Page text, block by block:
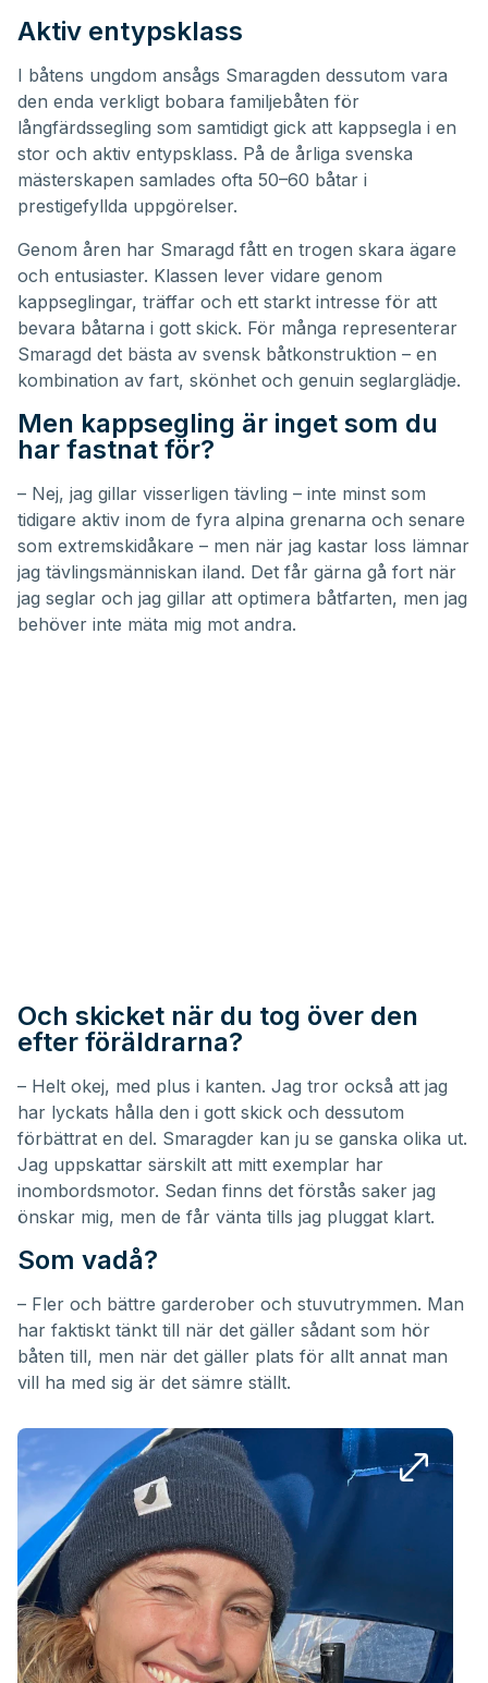
Aktiv entypsklass
I båtens ungdom ansågs Smaragden dessutom vara
den enda verkligt bobara familjebåten för
långfärdssegling som samtidigt gick att kappsegla i en
stor och aktiv entypsklass. På de årliga svenska
mästerskapen samlades ofta 50–60 båtar i
prestigefyllda uppgörelser.
Genom åren har Smaragd fått en trogen skara ägare
och entusiaster. Klassen lever vidare genom
kappseglingar, träffar och ett starkt intresse för att
bevara båtarna i gott skick. För många representerar
Smaragd det bästa av svensk båtkonstruktion – en
kombination av fart, skönhet och genuin seglarglädje.
Men kappsegling är inget som du
har fastnat för?
– Nej, jag gillar visserligen tävling – inte minst som
tidigare aktiv inom de fyra alpina grenarna och senare
som extremskidåkare – men när jag kastar loss lämnar
jag tävlingsmänniskan iland. Det får gärna gå fort när
jag seglar och jag gillar att optimera båtfarten, men jag
behöver inte mäta mig mot andra.
Och skicket när du tog över den
efter föräldrarna?
– Helt okej, med plus i kanten. Jag tror också att jag
har lyckats hålla den i gott skick och dessutom
förbättrat en del. Smaragder kan ju se ganska olika ut.
Jag uppskattar särskilt att mitt exemplar har
inombordsmotor. Sedan finns det förstås saker jag
önskar mig, men de får vänta tills jag pluggat klart.
Som vadå?
– Fler och bättre garderober och stuvutrymmen. Man
har faktiskt tänkt till när det gäller sådant som hör
båten till, men när det gäller plats för allt annat man
vill ha med sig är det sämre ställt.